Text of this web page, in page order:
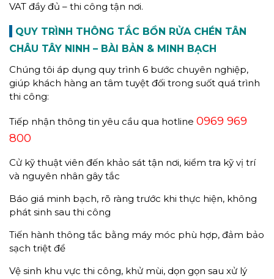
VAT đầy đủ – thi công tận nơi.
QUY TRÌNH THÔNG TẮC BỒN RỬA CHÉN TÂN
CHÂU TÂY NINH – BÀI BẢN & MINH BẠCH
Chúng tôi áp dụng quy trình 6 bước chuyên nghiệp,
giúp khách hàng an tâm tuyệt đối trong suốt quá trình
thi công:
Tiếp nhận thông tin yêu cầu qua hotline 0969 969
800
Cử kỹ thuật viên đến khảo sát tận nơi, kiểm tra kỹ vị trí
và nguyên nhân gây tắc
Báo giá minh bạch, rõ ràng trước khi thực hiện, không
phát sinh sau thi công
Tiến hành thông tắc bằng máy móc phù hợp, đảm bảo
sạch triệt để
Vệ sinh khu vực thi công, khử mùi, dọn gọn sau xử lý